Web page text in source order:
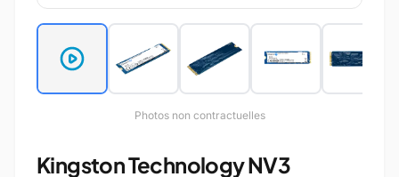
Photos non contractuelles
Kingston Technology NV3